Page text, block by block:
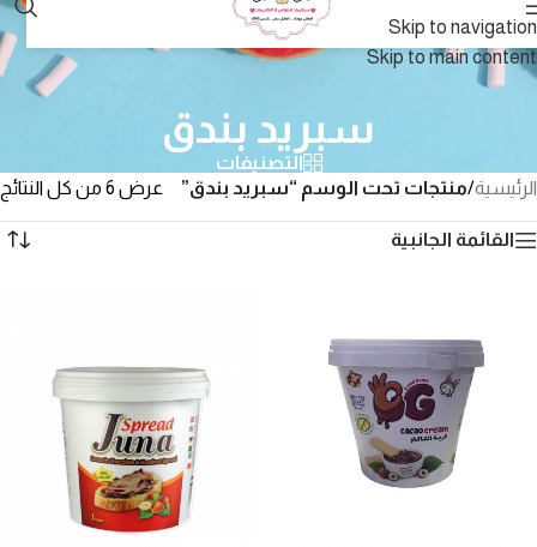
Skip to navigation
Skip to main content
سبريد بندق
التصنيفات
الرئيسية/منتجات تحت الوسم “سبريد بندق” عرض ⁦6⁩ من كل النتائج
القائمة الجانبية